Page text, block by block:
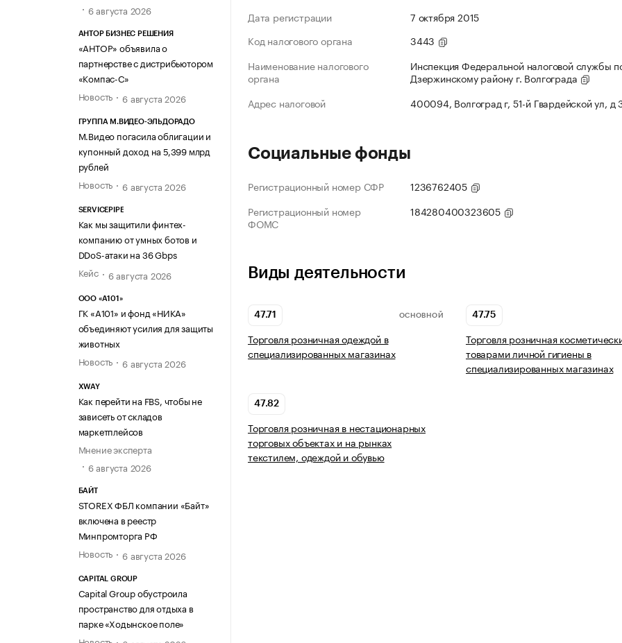
6 августа 2026
АНТОР БИЗНЕС РЕШЕНИЯ
«АНТОР» объявила о
партнерстве с дистрибьютором
«Компас-С»
Новость
6 августа 2026
ГРУППА М.ВИДЕО-ЭЛЬДОРАДО
М.Видео погасила облигации и
купонный доход на 5,399 млрд
рублей
Новость
6 августа 2026
SERVICEPIPE
Как мы защитили финтех-
компанию от умных ботов и
DDoS-атаки на 36 Gbps
Кейс
6 августа 2026
ООО «А101»
ГК «А101» и фонд «НИКА»
объединяют усилия для защиты
животных
Новость
6 августа 2026
XWAY
Как перейти на FBS, чтобы не
зависеть от складов
маркетплейсов
Мнение эксперта
6 августа 2026
БАЙТ
STOREX ФБЛ компании «Байт»
включена в реестр
Минпромторга РФ
Новость
6 августа 2026
CAPITAL GROUP
Capital Group обустроила
пространство для отдыха в
парке «Ходынское поле»
Дата регистрации
7 октября 2015
Код налогового органа
3443
Наименование налогового
органа
Инспекция Федеральной налоговой службы
Дзержинскому району г. Волгограда
Адрес налоговой
400094, Волгоград г, 51-й Гвардейской ул, д
Социальные фонды
Регистрационный номер СФР
1236762405
Регистрационный номер
ФОМС
184280400323605
Виды деятельности
47.71 ОСНОВНОЙ
Торговля розничная одеждой в
специализированных магазинах
47.75
Торговля розничная
товарами личной гигиены в
специализированных магазинах
47.82
Торговля розничная в нестационарных
торговых объектах и на рынках
текстилем, одеждой и обувью